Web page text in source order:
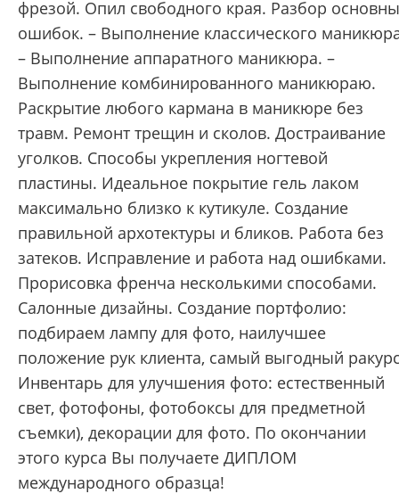
фрезой. Опил свободного края. Разбор
ошибок. – Выполнение классического
– Выполнение аппаратного маникюра. –
Выполнение комбинированного маникюраю.
Раскрытие любого кармана в маникюре без
травм. Ремонт трещин и сколов. Достраивание
уголков. Способы укрепления ногтевой
пластины. Идеальное покрытие гель лаком
максимально близко к кутикуле. Создание
правильной архотектуры и бликов. Работа без
затеков. Исправление и работа над ошибками.
Прорисовка френча несколькими способами.
Салонные дизайны. Создание портфолио:
подбираем лампу для фото, наилучшее
положение рук клиента, самый выгодный
Инвентарь для улучшения фото: естественный
свет, фотофоны, фотобоксы для предметной
съемки), декорации для фото. По окончании
этого курса Вы получаете ДИПЛОМ
международного образца!